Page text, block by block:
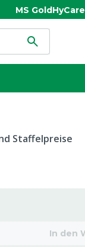
MS GoldHyCare
In den
Staffelpreise